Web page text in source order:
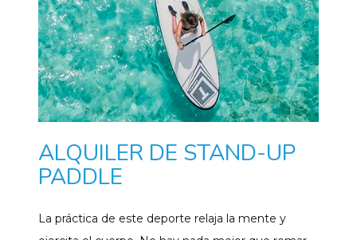
ALQUILER DE STAND-UP
PADDLE
La práctica de este deporte relaja la mente y